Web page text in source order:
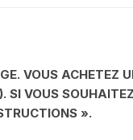
VOUS ACHETEZ
SI VOUS
».